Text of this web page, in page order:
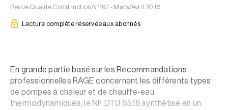
Revue Qualité Construction N°167 - Mars/Avril 2018
Lecture complète réservée aux abonnés
En grande partie basé sur les Recommandations
professionnelles RAGE concernant les différents types
de pompes à chaleur et de chauffe-eau
thermodynamiques, le NF DTU 65.16 synthétise en un